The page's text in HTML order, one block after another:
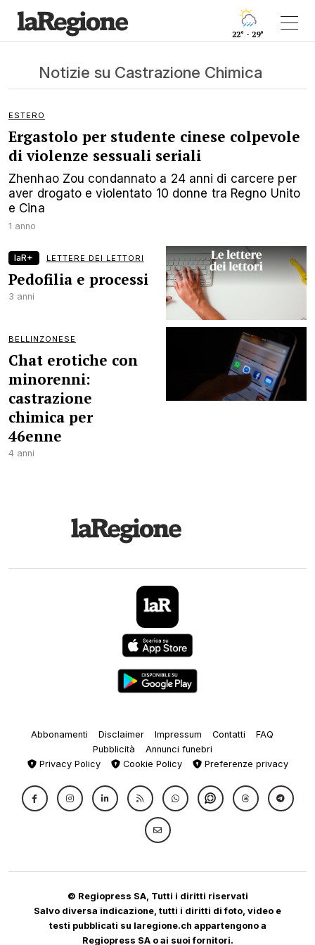
22° - 29°
Notizie su Castrazione Chimica
ESTERO
Ergastolo per studente cinese colpevole
di violenze sessuali seriali
Zhenhao Zou condannato a 24 anni di carcere per
aver drogato e violentato 10 donne tra Regno Unito
e Cina
1 anno
laR+ LETTERE DEI LETTORI
Pedofilia e processi
3 anni
BELLINZONESE
Chat erotiche con
minorenni:
castrazione
chimica per
46enne
4 anni
Abbonamenti Disclaimer Impressum Contatti
FAQ
Pubblicità
Annunci funebri
Privacy Policy
Cookie Policy Preferenze privacy
© Regiopress SA, Tutti i diritti riservati
Salvo diversa indicazione, tutti i diritti di foto, video e
testi pubblicati su laregione.ch appartengono a
Regiopress SA o ai suoi fornitori.